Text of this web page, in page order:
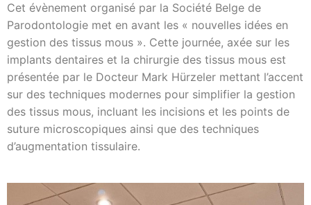
Cet évènement organisé par la Société Belge de
Parodontologie met en avant les « nouvelles idées en
gestion des tissus mous ». Cette journée, axée sur les
implants dentaires et la chirurgie des tissus mous est
présentée par le Docteur Mark Hürzeler mettant l’accent
sur des techniques modernes pour simplifier la gestion
des tissus mous, incluant les incisions et les points de
suture microscopiques ainsi que des techniques
d’augmentation tissulaire.